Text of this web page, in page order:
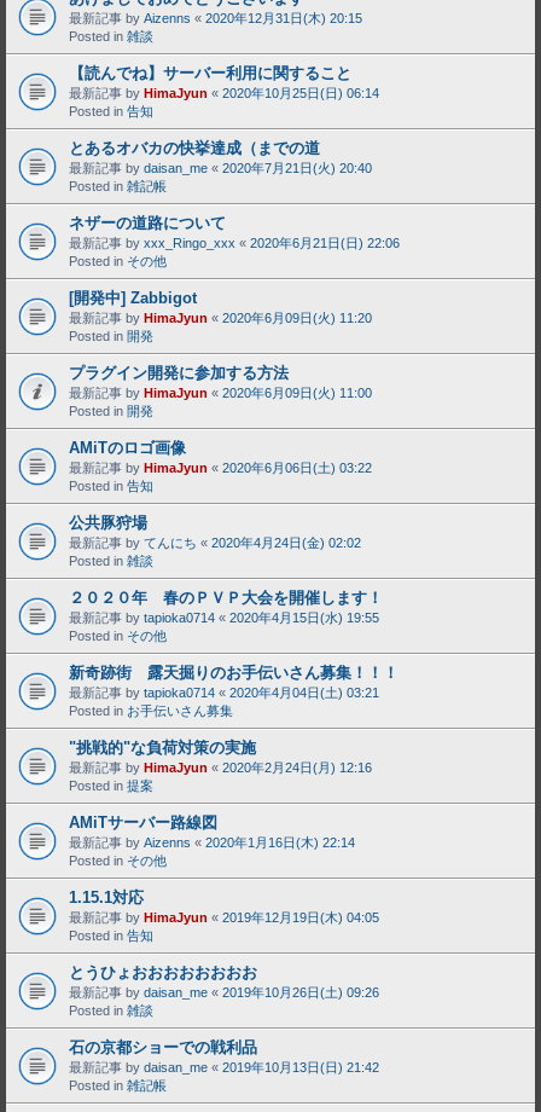
最新記事 by Aizenns « 2020年12月31日(木) 20:15
Posted in 雑談
【読んでね】サーバー利用に関すること
最新記事 by HimaJyun « 2020年10月25日(日) 06:14
Posted in 告知
とあるオバカの快挙達成（までの道
最新記事 by daisan_me « 2020年7月21日(火) 20:40
Posted in 雑記帳
ネザーの道路について
最新記事 by xxx_Ringo_xxx « 2020年6月21日(日) 22:06
Posted in その他
[開発中] Zabbigot
最新記事 by HimaJyun « 2020年6月09日(火) 11:20
Posted in 開発
プラグイン開発に参加する方法
最新記事 by HimaJyun « 2020年6月09日(火) 11:00
Posted in 開発
AMiTのロゴ画像
最新記事 by HimaJyun « 2020年6月06日(土) 03:22
Posted in 告知
公共豚狩場
最新記事 by てんにち « 2020年4月24日(金) 02:02
Posted in 雑談
２０２０年 春のＰＶＰ大会を開催します！
最新記事 by tapioka0714 « 2020年4月15日(水) 19:55
Posted in その他
新奇跡街 露天掘りのお手伝いさん募集！！！
最新記事 by tapioka0714 « 2020年4月04日(土) 03:21
Posted in お手伝いさん募集
"挑戦的"な負荷対策の実施
最新記事 by HimaJyun « 2020年2月24日(月) 12:16
Posted in 提案
AMiTサーバー路線図
最新記事 by Aizenns « 2020年1月16日(木) 22:14
Posted in その他
1.15.1対応
最新記事 by HimaJyun « 2019年12月19日(木) 04:05
Posted in 告知
とうひょおおおおおおおお
最新記事 by daisan_me « 2019年10月26日(土) 09:26
Posted in 雑談
石の京都ショーでの戦利品
最新記事 by daisan_me « 2019年10月13日(日) 21:42
Posted in 雑記帳